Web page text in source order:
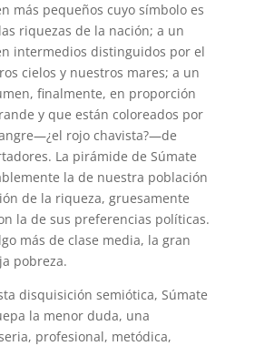
más pequeños cuyo símbolo es
riquezas de la nación; a un
intermedios distinguidos por el
cielos y nuestros mares; a un
finalmente, en proporción
y que están coloreados por
rojo chavista?—de
La pirámide de Súmate
la de nuestra población
de la riqueza, gruesamente
la de sus preferencias políticas.
más de clase media, la gran
pobreza.
disquisición semiótica, Súmate
la menor duda, una
profesional, metódica,